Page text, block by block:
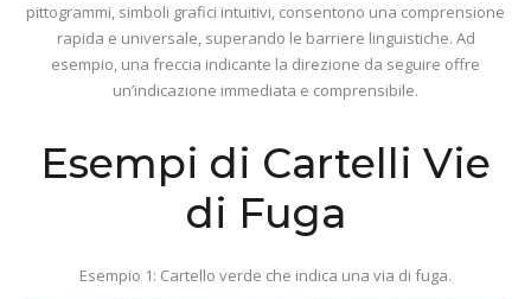
pittogrammi, simboli grafici intuitivi, consentono una comprensione
rapida e universale, superando le barriere linguistiche. Ad
esempio, una freccia indicante la direzione da seguire offre
un’indicazione immediata e comprensibile.
Esempi di Cartelli Vie
di Fuga
Esempio 1: Cartello verde che indica una via di fuga.